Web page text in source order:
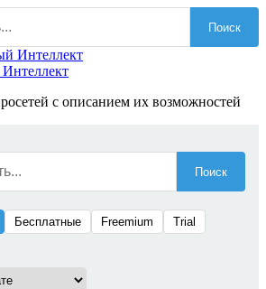
Поиск
с описанием их возможностей
Поиск
Бесплатные Freemium
Trial